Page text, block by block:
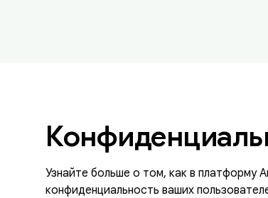
Узнайте больше о том, как в платформу
конфиденциальность ваших